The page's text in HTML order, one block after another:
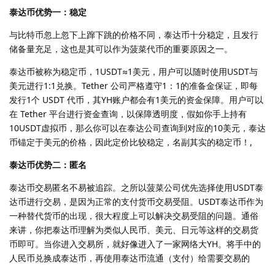
泰达币优势一：稳定
与比特币忽上忽下上蹿下跳的价格不同，泰达币十分稳定，且发行
储备量充足，这也是其可以作为菠菜代币的重要原因之一。
泰达币被称为稳定币，1USDT≈1美元，用户可以随时使用USDT与
美元进行1:1兑换。Tether 公司严格遵守1：1的准备金保证，即每
发行1个 USDT 代币，其YH账户都会有1美元的资金保障。用户可以
在 Tether 平台进行资金查询，以保障透明度，假如你手上持有
10USDT虚拟币，那么你可以在泰达公司查询到对应的10美元，泰达
币锚定于美元的价格，因此定价比较稳定，名副其实的稳定币！,
泰达币优势二：匿名
泰达币交易匿名不易被追踪。之所以菠菜公司优先选择使用USDT泰
达币进行交易，是因为正常的支付货币交易受阻。USDT泰达币作为
一种替代货币的出现，很大程度上可以解决交易受阻的问题。通俗
来讲，你把泰达币理解为类似人民币、美元、日元等这样的交易货
币即可。当你进入交易所，就好像进入了一家网络大YH。将手中的
人民币兑换成泰达币，再使用泰达币流通（支付）给需要交易的